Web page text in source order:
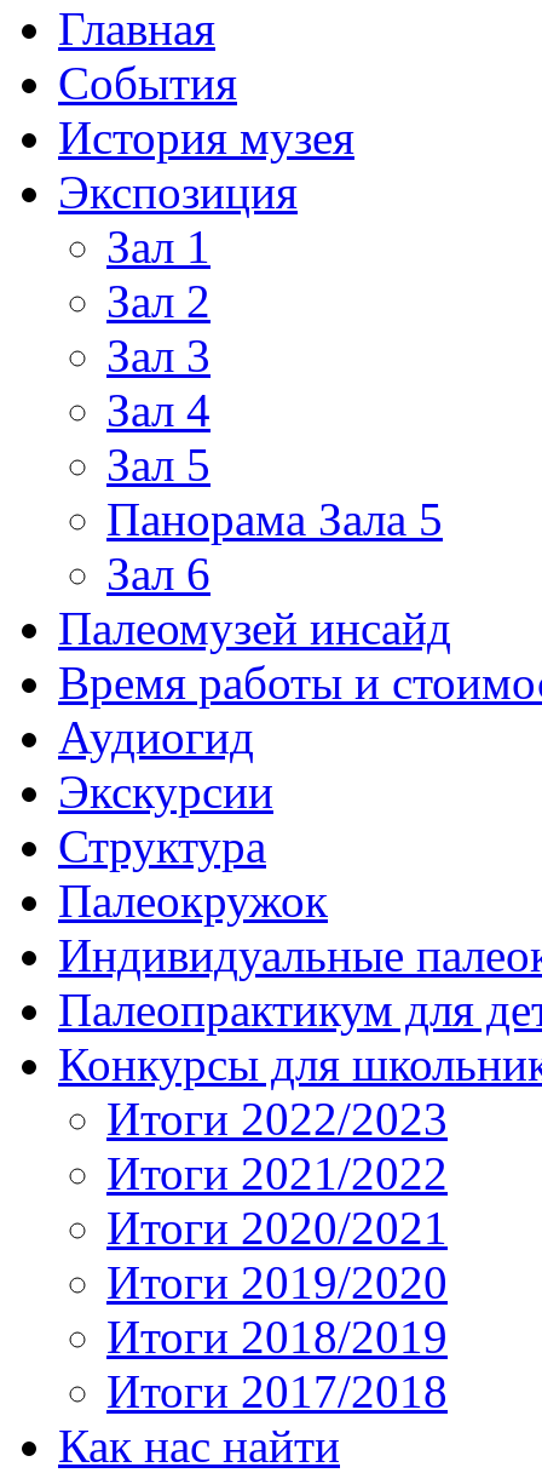
Главная
События
История музея
Экспозиция
Зал 1
Зал 2
Зал 3
Зал 4
Зал 5
Панорама Зала 5
Зал 6
Палеомузей инсайд
Время работы и
Аудиогид
Экскурсии
Структура
Палеокружок
Индивидуальные
Палеопрактикум для
Конкурсы для
Итоги 2022/2023
Итоги 2021/2022
Итоги 2020/2021
Итоги 2019/2020
Итоги 2018/2019
Итоги 2017/2018
Как нас найти